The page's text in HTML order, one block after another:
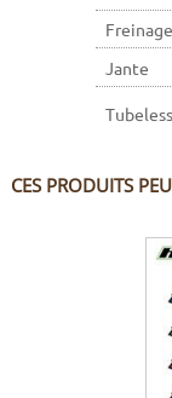
Freinage
Jante
Tubeless
CES PRODUITS